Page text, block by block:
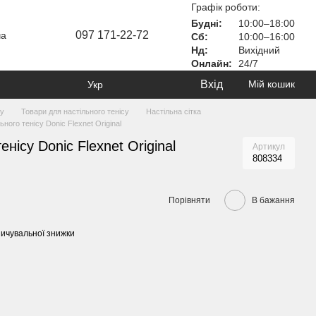
097 171-22-72
Графік роботи:
Будні:
10:00–18:00
Сб:
10:00–16:00
Нд:
Вихідний
Онлайн:
24/7
Укр Вхід Мій кошик
Товари для настільного тенісу
Настільна сітка
тенісу Donic Flexnet Original
Donic Flexnet Original Артикул
808334
Порівняти В бажання
знижки